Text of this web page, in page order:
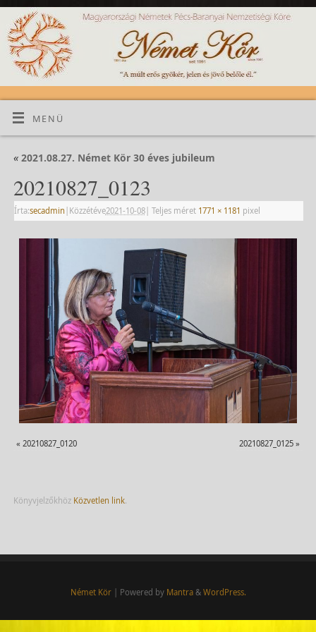
MENÜ
«2021.08.27. Német Kör 30 éves jubileum
20210827_0123
Írta:secadmin | Közzétéve2021-10-08| Teljes méret 1771 × 1181 pixel
« 20210827_0120 20210827_0125 »
Könyvjelzőkhöz Közvetlen link.
Német Kör| Powered by Mantra& WordPress.